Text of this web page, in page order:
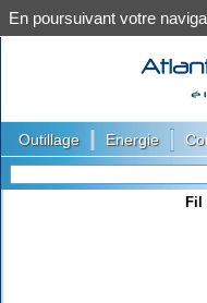
Outillage Energie
Fil
En poursuivant votre